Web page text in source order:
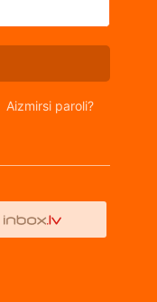
Aizmirsi paroli?